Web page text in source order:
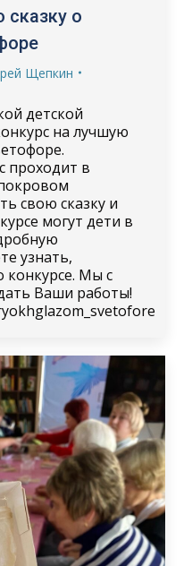
сказку о
Щепкин
детской
на лучшую
проходит в
свою сказку и
могут дети в
узнать,
конкурсе. Мы с
Ваши работы!